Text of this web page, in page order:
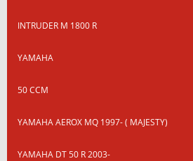
INTRUDER M 1800 R
YAMAHA
50 CCM
YAMAHA AEROX MQ 1997- ( MAJESTY)
YAMAHA DT 50 R 2003-